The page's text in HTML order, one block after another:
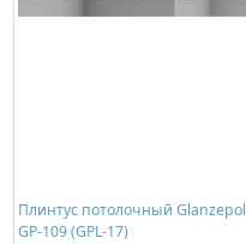
Плинтус потолочный Glanzepol
GP-109 (GPL-17)